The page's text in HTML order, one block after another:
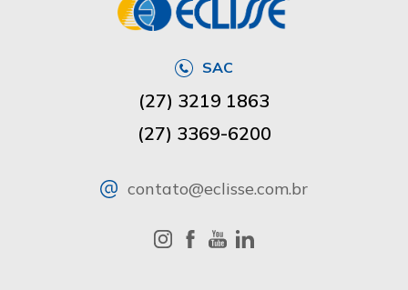
SAC
(27) 3219 1863
(27) 3369-6200
contato@eclisse.com.br